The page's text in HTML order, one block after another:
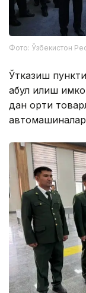
Фото: Ўзбекистон
Ўтказиш
қабул қилиш
дан ортиқ